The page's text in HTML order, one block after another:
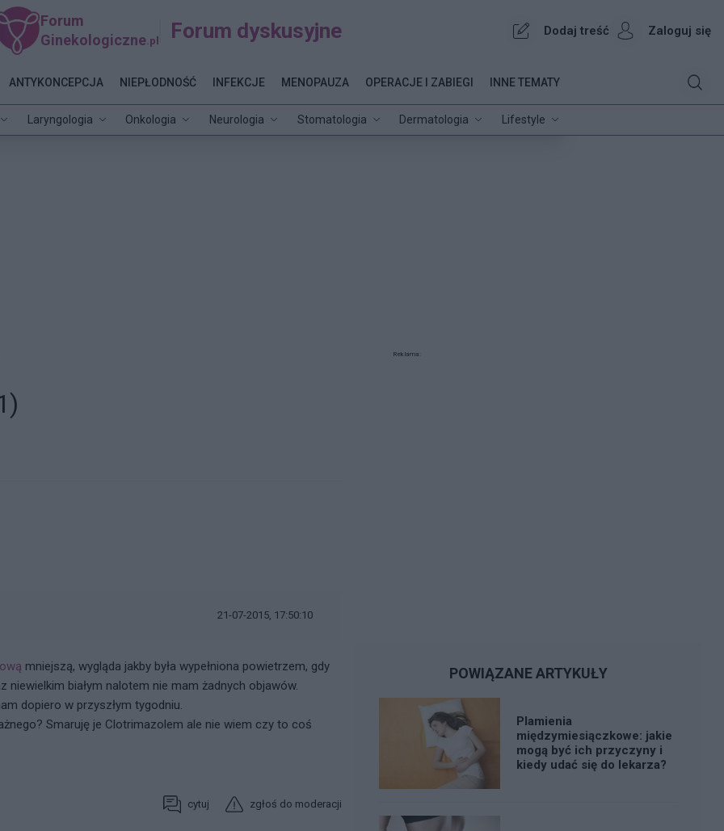
Forum
Ginekologiczne .pl Forum dyskusyjne Dodaj treść Zaloguj się
Laryngologia Onkologia Neurologia Stomatologia Dermatologia Lifestyle
ANTYKONCEPCJA NIEPŁODNOŚĆ INFEKCJE MENOPAUZA OPERACJE I ZABIEGI INNE TEMATY
21-07-2015, 17:50:10
mniejszą, wygląda jakby była wypełniona powietrzem, gdy
białym nalotem nie mam żadnych objawów.
dopiero w przyszłym tygodniu.
Smaruję je Clotrimazolem ale nie wiem czy to coś
cytuj zgłoś do moderacji
Reklama:
POWIĄZANE ARTYKUŁY
Plamienia
międzymiesiączkowe: jakie
mogą być ich przyczyny i
kiedy udać się do lekarza?